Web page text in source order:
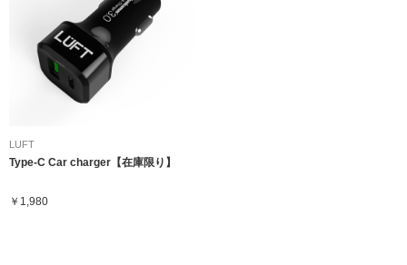
LUFT
Type-C Car charger【在庫限り】
￥1,980